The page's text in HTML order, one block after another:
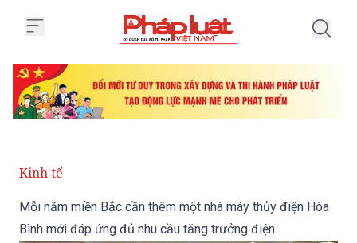
Kinh tế
Mỗi năm miền Bắc cần thêm một nhà máy thủy điện Hòa
Bình mới đáp ứng đủ nhu cầu tăng trưởng điện